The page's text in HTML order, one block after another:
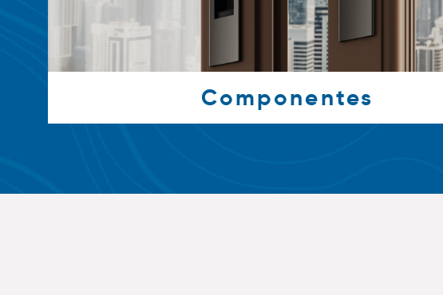
Componentes